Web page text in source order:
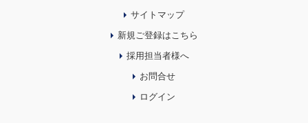
サイトマップ
新規ご登録はこちら
採用担当者様へ
お問合せ
ログイン